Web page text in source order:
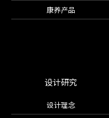
康养产品
设计研究
设计理念